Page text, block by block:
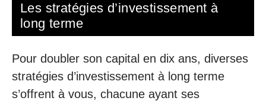
Les stratégies d’investissement à
long terme
Pour doubler son capital en dix ans, diverses
stratégies d’investissement à long terme
s’offrent à vous, chacune ayant ses